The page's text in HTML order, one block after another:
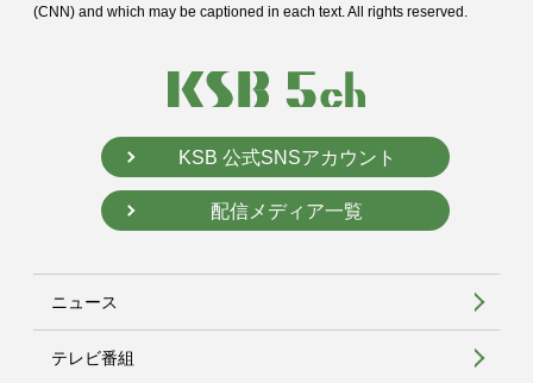
(CNN) and which may be captioned in each text. All rights reserved.
KSB 公式SNSアカウント
配信メディア一覧
ニュース
テレビ番組